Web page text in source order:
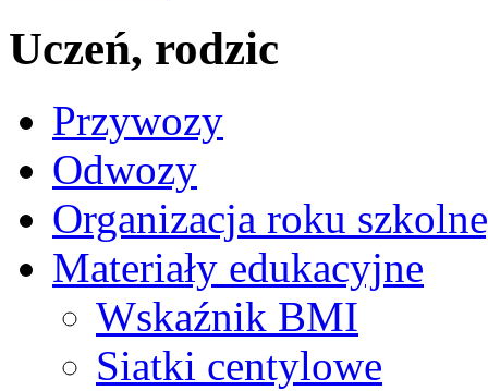
Uczeń, rodzic
Przywozy
Odwozy
Organizacja roku
Materiały edukacyjne
Wskaźnik BMI
Siatki centylowe